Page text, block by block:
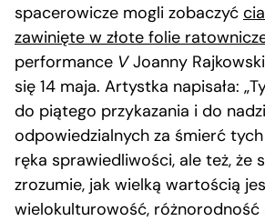
spacerowicze mogli zobaczyć
zawinięte w złote folie
performance VJoanny
się 14 maja. Artystka napisała:
do piątego przykazania i do
odpowiedzialnych za śmierć
ręka sprawiedliwości, ale też, że
zrozumie, jak wielką wartością
wielokulturowość,